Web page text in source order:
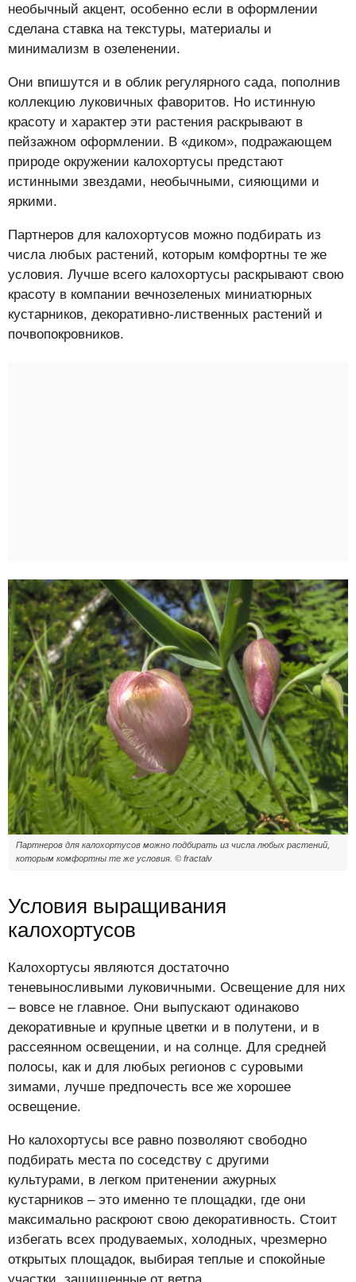
необычный акцент, особенно если в оформлении
сделана ставка на текстуры, материалы и
минимализм в озеленении.
Они впишутся и в облик регулярного сада, пополнив
коллекцию луковичных фаворитов. Но истинную
красоту и характер эти растения раскрывают в
пейзажном оформлении. В «диком», подражающем
природе окружении калохортусы предстают
истинными звездами, необычными, сияющими и
яркими.
Партнеров для калохортусов можно подбирать из
числа любых растений, которым комфортны те же
условия. Лучше всего калохортусы раскрывают свою
красоту в компании вечнозеленых миниатюрных
кустарников, декоративно-лиственных растений и
почвопокровников.
Партнеров для калохортусов можно подбирать из числа любых растений,
которым комфортны те же условия. © fractalv
Условия выращивания
калохортусов
Калохортусы являются достаточно
теневыносливыми луковичными. Освещение для них
– вовсе не главное. Они выпускают одинаково
декоративные и крупные цветки и в полутени, и в
рассеянном освещении, и на солнце. Для средней
полосы, как и для любых регионов с суровыми
зимами, лучше предпочесть все же хорошее
освещение.
Но калохортусы все равно позволяют свободно
подбирать места по соседству с другими
культурами, в легком притенении ажурных
кустарников – это именно те площадки, где они
максимально раскроют свою декоративность. Стоит
избегать всех продуваемых, холодных, чрезмерно
открытых площадок, выбирая теплые и спокойные